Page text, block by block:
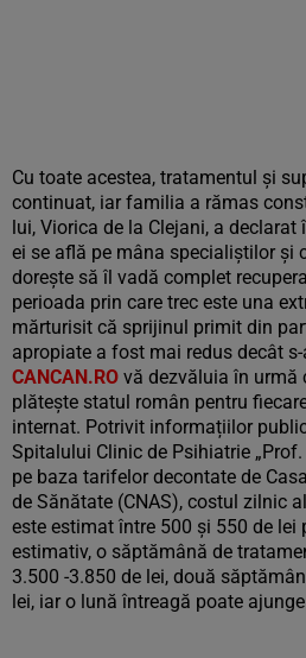
Cu toate acestea, tratamentul și
continuat, iar familia a rămas
lui, Viorica de la Clejani, a
ei se află pe mâna specialiștilor și
dorește să îl vadă complet
perioada prin care trec este una
mărturisit că sprijinul primit din
apropiate a fost mai redus decât
CANCAN.RO vă dezvăluia în urmă
plătește statul român pentru
internat. Potrivit informațiilor
Spitalului Clinic de Psihiatrie „Prof.
pe baza tarifelor decontate de
de Sănătate (CNAS), costul zilnic
este estimat între 500 și 550 de lei
estimativ, o săptămână de
3.500 -3.850 de lei, două
lei, iar o lună întreagă poate